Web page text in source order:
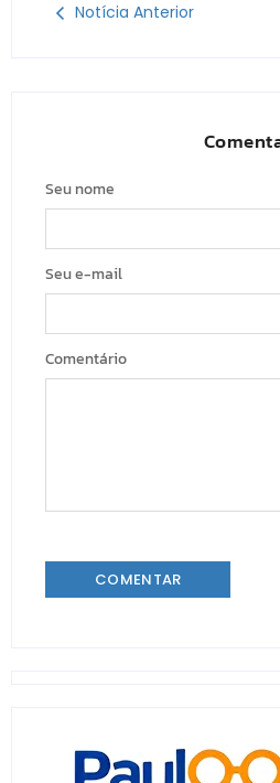
Notícia Anterior
Seu nome
Seu e-mail
Comentário